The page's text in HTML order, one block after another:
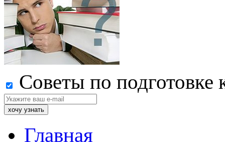
Советы по подготовке
Главная